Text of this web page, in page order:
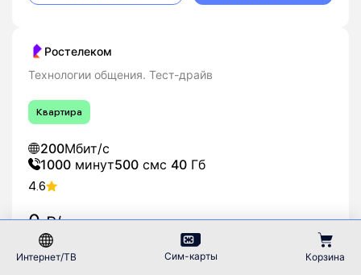
Ростелеком
Технологии общения. Тест-драйв
Квартира
200Мбит/с
1000 минут500 смс 40 Гб
4.6
0₽/мес
Интернет/ТВ Сим-карты Корзина